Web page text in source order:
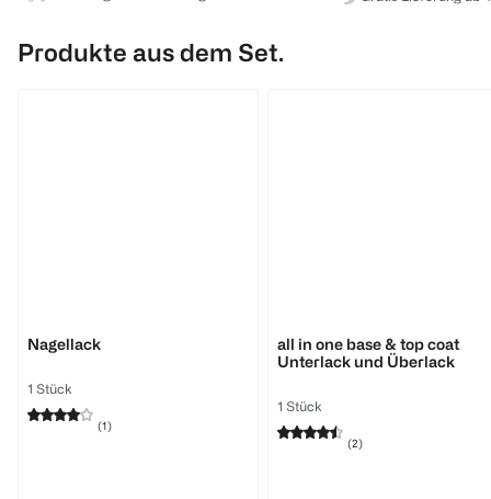
Produkte aus dem Set.
Nagellack
1 Stück
(1)
all in one base & top coat
Unterlack und Überlack
1 Stück
(2)